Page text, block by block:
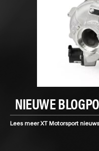
NIEUWE
Lees meer XT Motorsport nieuws